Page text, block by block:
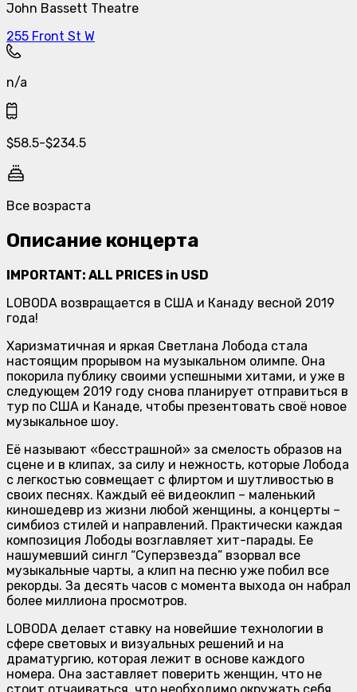
John Bassett Theatre
255 Front St W
n/a
$58.5-$234.5
Все возраста
Описание концерта
IMPORTANT: ALL PRICES in USD
LOBODA возвращается в США и Канаду весной 2019
года!
Харизматичная и яркая Светлана Лобода стала
настоящим прорывом на музыкальном олимпе. Она
покорила публику своими успешными хитами, и уже в
следующем 2019 году снова планирует отправиться в
тур по США и Канаде, чтобы презентовать своё новое
музыкальное шоу.
Её называют «бесстрашной» за смелость образов на
сцене и в клипах, за силу и нежность, которые Лобода
с легкостью совмещает с флиртом и шутливостью в
своих песнях. Каждый её видеоклип – маленький
киношедевр из жизни любой женщины, а концерты –
симбиоз стилей и направлений. Практически каждая
композиция Лободы возглавляет хит-парады. Ее
нашумевший сингл “Суперзвезда” взорвал все
музыкальные чарты, а клип на песню уже побил все
рекорды. За десять часов с момента выхода он набрал
более миллиона просмотров.
LOBODA делает ставку на новейшие технологии в
сфере световых и визуальных решений и на
драматургию, которая лежит в основе каждого
номера. Она заставляет поверить женщин, что не